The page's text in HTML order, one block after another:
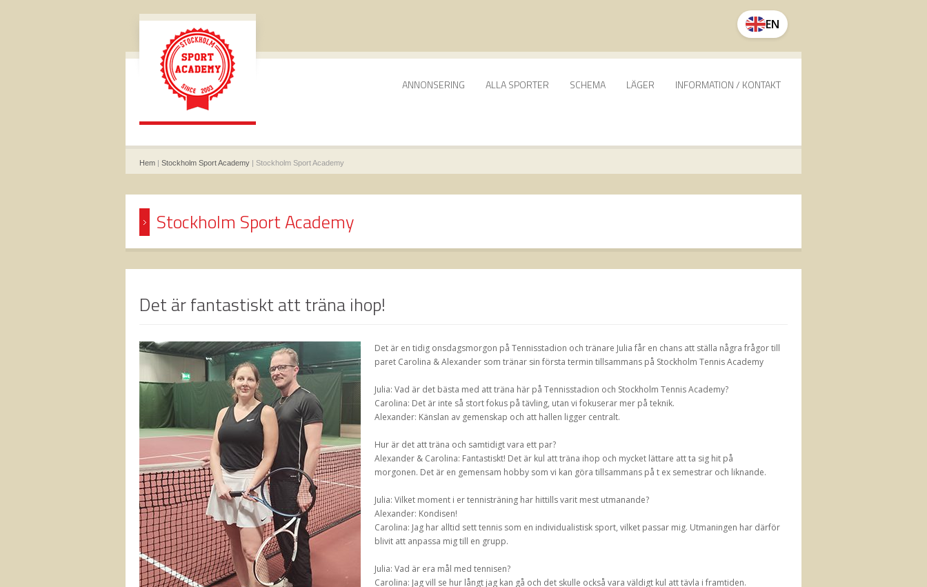
EN
ANNONSERING ALLA SPORTER SCHEMA LÄGER INFORMATION / KONTAKT
Hem | Stockholm Sport Academy | Stockholm Sport Academy
Stockholm Sport Academy
Det är fantastiskt att träna ihop!
Det är en tidig onsdagsmorgon på Tennisstadion och tränare Julia får en chans att ställa några frågor till
paret Carolina & Alexander som tränar sin första termin tillsammans på Stockholm Tennis Academy
Julia: Vad är det bästa med att träna här på Tennisstadion och Stockholm Tennis Academy?
Carolina: Det är inte så stort fokus på tävling, utan vi fokuserar mer på teknik.
Alexander: Känslan av gemenskap och att hallen ligger centralt.
Hur är det att träna och samtidigt vara ett par?
Alexander & Carolina: Fantastiskt! Det är kul att träna ihop och mycket lättare att ta sig hit på
morgonen. Det är en gemensam hobby som vi kan göra tillsammans på t ex semestrar och liknande.
Julia: Vilket moment i er tennisträning har hittills varit mest utmanande?
Alexander: Kondisen!
Carolina: Jag har alltid sett tennis som en individualistisk sport, vilket passar mig. Utmaningen har därför
blivit att anpassa mig till en grupp.
Julia: Vad är era mål med tennisen?
Carolina: Jag vill se hur långt jag kan gå och det skulle också vara väldigt kul att tävla i framtiden.